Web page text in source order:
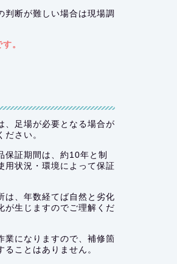
判断が難しい場合は現場調
。
、足場が必要となる場合が
ださい。
保証期間は、約10年と制
用状況・環境によって保証
は、年数経てば自然と劣化
が生じますのでご理解くだ
業になりますので、補修箇
ことはありません。